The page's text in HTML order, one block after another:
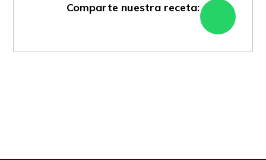
Comparte nuestra receta: